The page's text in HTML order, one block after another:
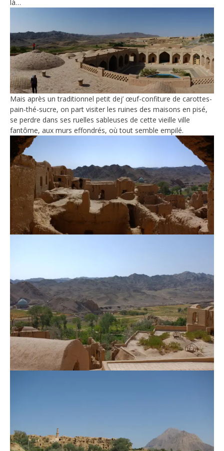
là…
Mais après un traditionnel petit dej’ œuf-confiture de carottes-
pain-thé-sucre, on part visiter les ruines des maisons en pisé,
se perdre dans ses ruelles sableuses de cette vieille ville
fantôme, aux murs effondrés, où tout semble empilé.